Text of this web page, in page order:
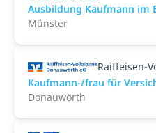
Ausbildung Kaufmann im
Münster
Raiffeisen-
Kaufmann-/frau für
Donauwörth